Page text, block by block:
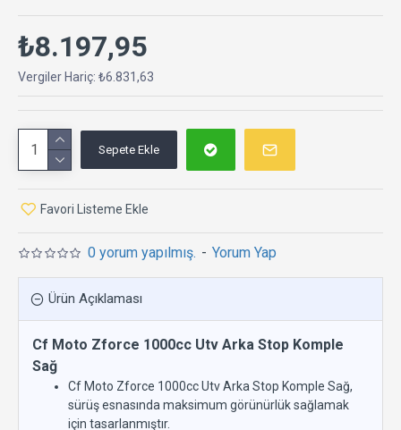
0 yorum yapılmış. - Yorum Yap
₺8.197,95
Vergiler Hariç: ₺6.831,63
Sepete Ekle
Favori Listeme Ekle
Ürün Açıklaması
Cf Moto Zforce 1000cc Utv Arka Stop Komple
Sağ
Cf Moto Zforce 1000cc Utv Arka Stop Komple Sağ,
sürüş esnasında maksimum görünürlük sağlamak
için tasarlanmıştır.